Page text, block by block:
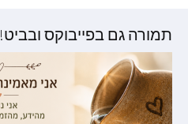
תמורה גם בפייבוקס ובביט!